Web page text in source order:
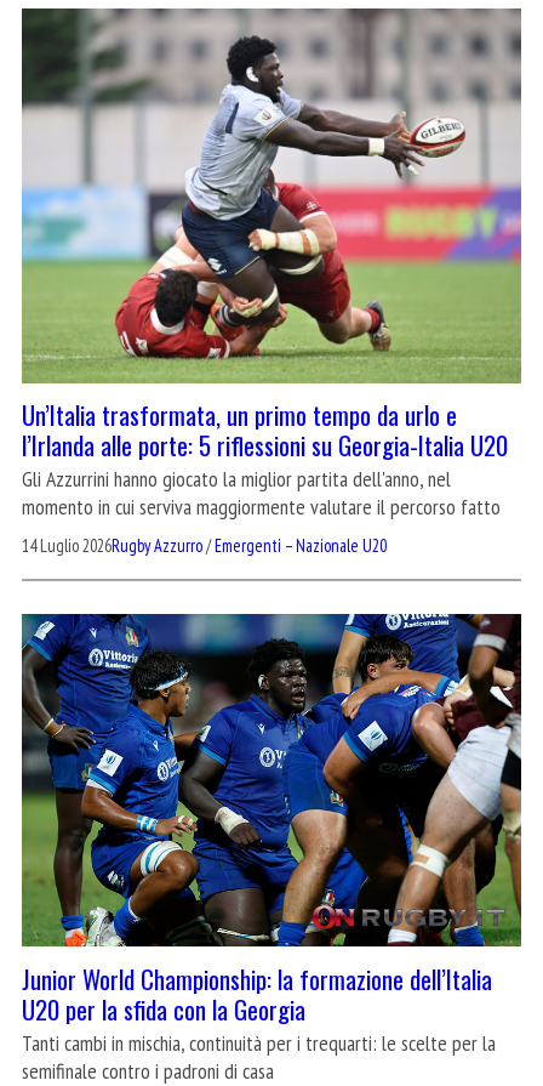
Un’Italia trasformata, un primo tempo da urlo e
l’Irlanda alle porte: 5 riflessioni su Georgia-Italia U20
Gli Azzurrini hanno giocato la miglior partita dell'anno, nel
momento in cui serviva maggiormente valutare il percorso fatto
14 Luglio 2026Rugby Azzurro/Emergenti – Nazionale U20
Junior World Championship: la formazione dell’Italia
U20 per la sfida con la Georgia
Tanti cambi in mischia, continuità per i trequarti: le scelte per la
semifinale contro i padroni di casa